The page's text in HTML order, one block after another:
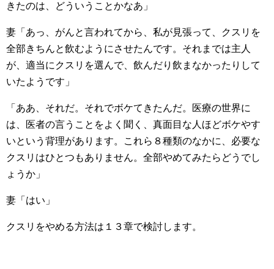
きたのは、どういうことかなあ」
妻「あっ、がんと言われてから、私が見張って、クスリを
全部きちんと飲むようにさせたんです。それまでは主人
が、適当にクスリを選んで、飲んだり飲まなかったりして
いたようです」
「ああ、それだ。それでボケてきたんだ。医療の世界に
は、医者の言うことをよく聞く、真面目な人ほどボケやす
いという背理があります。これら８種類のなかに、必要な
クスリはひとつもありません。全部やめてみたらどうでし
ょうか」
妻「はい」
クスリをやめる方法は１３章で検討します。